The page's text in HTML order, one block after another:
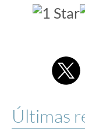
Últimas